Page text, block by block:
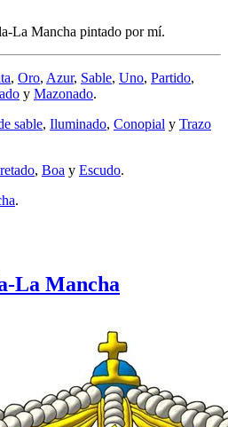
La Mancha pintado por mí.
, Oro, Azur, Sable, Uno, Partido,
y Mazonado.
sable, Iluminado, Conopial y Trazo
, Boa y Escudo.
.
La Mancha